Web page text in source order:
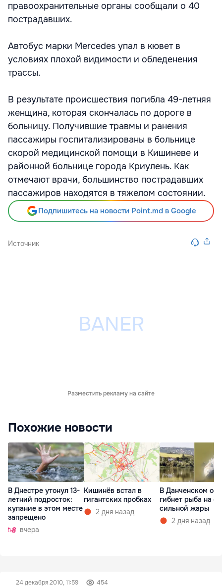
правоохранительные органы сообщали о 40
пострадавших.
Автобус марки Mercedes упал в кювет в
условиях плохой видимости и обледенения
трассы.
В результате происшествия погибла 49-летняя
женщина, которая скончалась по дороге в
больницу. Получившие травмы и ранения
пассажиры госпитализированы в больнице
скорой медицинской помощи в Кишиневе и
районной больнице города Криулень. Как
отмечают врачи, большинство пострадавших
пассажиров находятся в тяжелом состоянии.
Подпишитесь на новости Point.md в Google
Источник
Разместить рекламу на сайте
Похожие новости
В Днестре утонул 13-
летний подросток:
купание в этом месте
запрещено
вчера
Кишинёв встал в
гигантских пробках
2 дня назад
В Данченском
гибнет рыба на
сильной жары
2 дня назад
24 декабря 2010, 11:59 454